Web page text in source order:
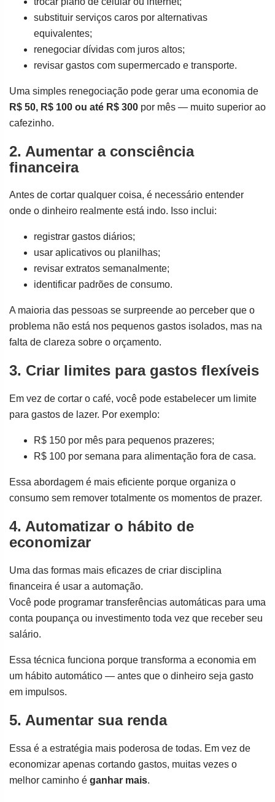
substituir serviços caros por alternativas
equivalentes;
renegociar dívidas com juros altos;
revisar gastos com supermercado e transporte.
Uma simples renegociação pode gerar uma economia de
R$ 50, R$ 100 ou até R$ 300 por mês — muito superior ao
cafezinho.
2. Aumentar a consciência
financeira
Antes de cortar qualquer coisa, é necessário entender
onde o dinheiro realmente está indo. Isso inclui:
registrar gastos diários;
usar aplicativos ou planilhas;
revisar extratos semanalmente;
identificar padrões de consumo.
A maioria das pessoas se surpreende ao perceber que o
problema não está nos pequenos gastos isolados, mas na
falta de clareza sobre o orçamento.
3. Criar limites para gastos flexíveis
Em vez de cortar o café, você pode estabelecer um limite
para gastos de lazer. Por exemplo:
R$ 150 por mês para pequenos prazeres;
R$ 100 por semana para alimentação fora de casa.
Essa abordagem é mais eficiente porque organiza o
consumo sem remover totalmente os momentos de prazer.
4. Automatizar o hábito de
economizar
Uma das formas mais eficazes de criar disciplina
financeira é usar a automação.
Você pode programar transferências automáticas para uma
conta poupança ou investimento toda vez que receber seu
salário.
Essa técnica funciona porque transforma a economia em
um hábito automático — antes que o dinheiro seja gasto
em impulsos.
5. Aumentar sua renda
Essa é a estratégia mais poderosa de todas. Em vez de
economizar apenas cortando gastos, muitas vezes o
melhor caminho é ganhar mais.